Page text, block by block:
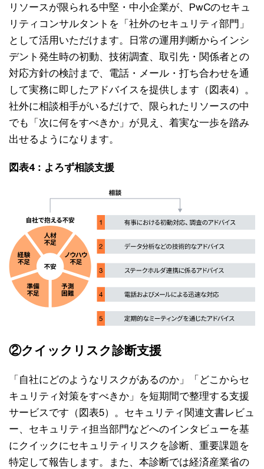
リソースが限られる中堅・中小企業が、PwCのセキュ
リティコンサルタントを「社外のセキュリティ部門」
として活用いただけます。日常の運用判断からインシ
デント発生時の初動、技術調査、取引先・関係者との
対応方針の検討まで、電話・メール・打ち合わせを通
して実務に即したアドバイスを提供します（図表4）。
社外に相談相手がいるだけで、限られたリソースの中
でも「次に何をすべきか」が見え、着実な一歩を踏み
出せるようになります。
図表4：よろず相談支援
②クイックリスク診断支援
「自社にどのようなリスクがあるのか」「どこからセ
キュリティ対策をすべきか」を短期間で整理する支援
サービスです（図表5）。セキュリティ関連文書レビュ
ー、セキュリティ担当部門などへのインタビューを基
にクイックにセキュリティリスクを診断、重要課題を
特定して報告します。また、本診断では経済産業省の